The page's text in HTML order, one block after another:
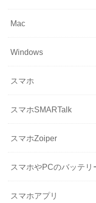
Mac
Windows
スマホ
スマホSMARTalk
スマホZoiper
スマホやPCのバッテリ
スマホアプリ